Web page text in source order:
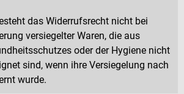
das Widerrufsrecht nicht bei
versiegelter Waren, die aus
oder der Hygiene nicht
sind, wenn ihre Versiegelung nach
wurde.